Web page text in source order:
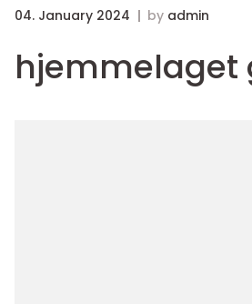
04. January 2024 by admin
hjemmelaget